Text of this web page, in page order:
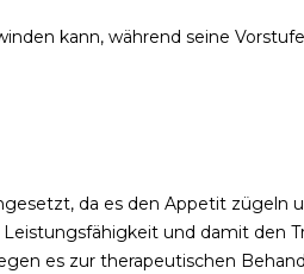
kann, während seine
da es den Appetit
und damit den
es zur therapeutischen